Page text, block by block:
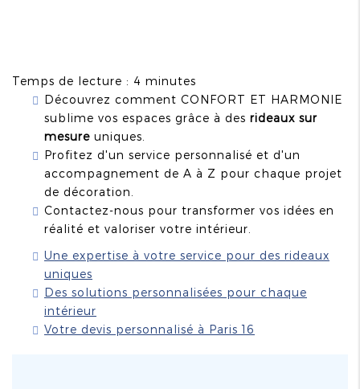
Temps de lecture : 4 minutes
Découvrez comment CONFORT ET HARMONIE
sublime vos espaces grâce à des rideaux sur
mesure uniques.
Profitez d'un service personnalisé et d'un
accompagnement de A à Z pour chaque projet
de décoration.
Contactez-nous pour transformer vos idées en
réalité et valoriser votre intérieur.
Une expertise à votre service pour des rideaux
uniques
Des solutions personnalisées pour chaque
intérieur
Votre devis personnalisé à Paris 16